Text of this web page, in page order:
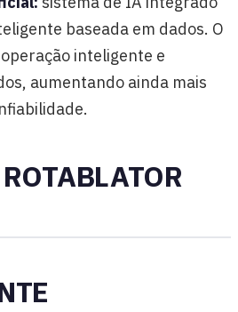
baseada em dados. O
inteligente e
aumentando ainda mais